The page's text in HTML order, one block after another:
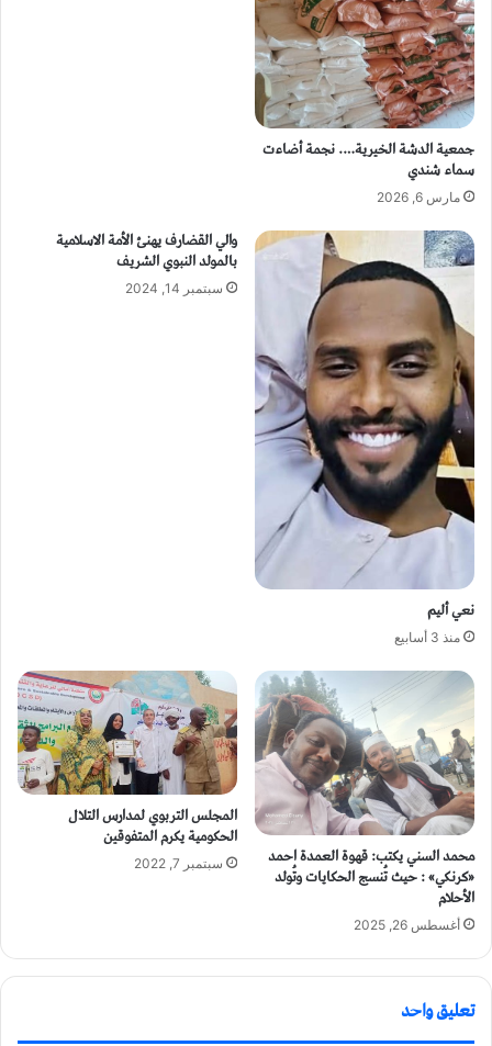
جمعية الدشة الخيرية…. نجمة أضاءت
سماء شندي
مارس 6, 2026
نعي أليم
منذ 3 أسابيع
والي القضارف يهنئ الأمة الاسلامية
بالمولد النبوي الشريف
سبتمبر 14, 2024
محمد السني يكتب: قهوة العمدة احمد
«كرنكي» : حيث تُنسج الحكايات وتُولد
الأحلام
أغسطس 26, 2025
المجلس التربوي لمدارس التلال
الحكومية يكرم المتفوقين
سبتمبر 7, 2022
تعليق واحد